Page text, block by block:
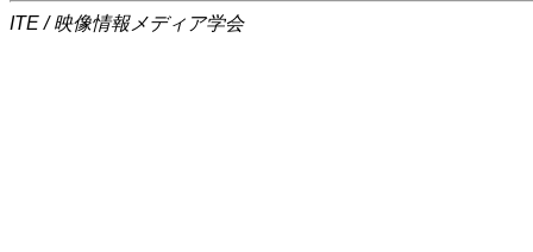
ITE / 映像情報メディア学会